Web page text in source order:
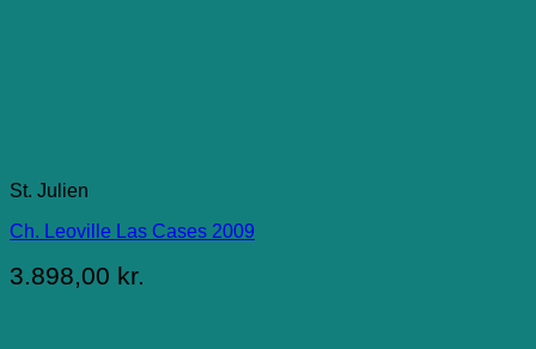
St. Julien
Ch. Leoville Las Cases 2009
3.898,00 kr.